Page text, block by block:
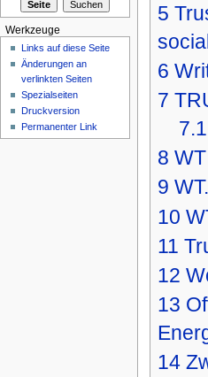
5
6
7
7.1
8
9
10
11
12
13
14
Werkzeuge
Links auf diese Seite
Änderungen an
verlinkten Seiten
Spezialseiten
Druckversion
Permanenter Link